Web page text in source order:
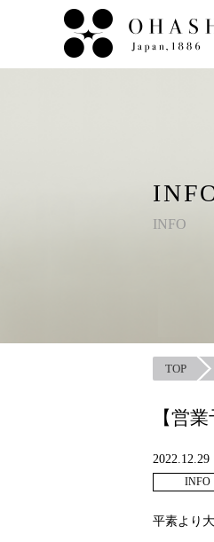
INFO
TOP
【営
2022.12.29
INFO
平素より